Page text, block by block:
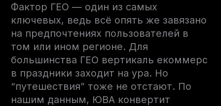
Фактор ГЕО — один из самых
ключевых, ведь всё опять же завязано
на предпочтениях пользователей в
том или ином регионе. Для
большинства ГЕО вертикаль екоммерс
в праздники заходит на ура. Но
“путешествия” тоже не отстают. По
нашим данным, ЮВА конвертит